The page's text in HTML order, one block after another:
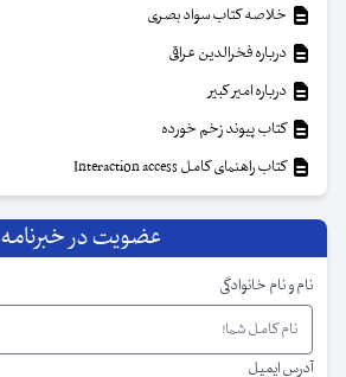
خلاصه کتاب سواد بصری
درباره فخرالدین عراقی
درباره امیر کبیر
کتاب پیوند زخم خورده
کتاب راهنمای کامل Interaction access
عضویت در خبرنامه
نام و نام خانوادگی
آدرس ایمیل